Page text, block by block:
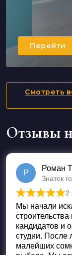
Перейти
Смотреть
Отзывы
Р
Роман
Знаток
Оценка
2
Мы начали
кандидатов и
студии. После
малейших